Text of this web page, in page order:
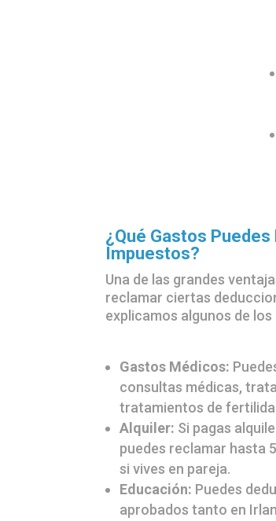
¿Qué Gastos
Impuestos?
Una de las grandes
reclamar ciertas
explicamos algunos de los
Gastos Médicos:
consultas médicas,
tratamientos de
Alquiler: Si pagas
puedes reclamar hasta
si vives en pareja.
Educación: Puedes
aprobados tanto en